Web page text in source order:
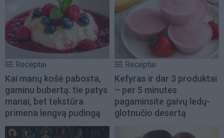
Receptai
Kai manų košė pabosta,
gaminu bubertą: tie patys
manai, bet tekstūra
primena lengvą pudingą
Receptai
Kefyras ir dar 3 produktai
– per 5 minutes
pagaminsite gaivų ledų-
glotnučio desertą